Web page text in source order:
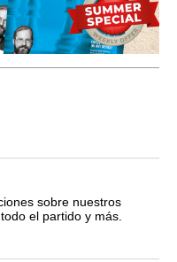
sobre nuestros
el partido y más.